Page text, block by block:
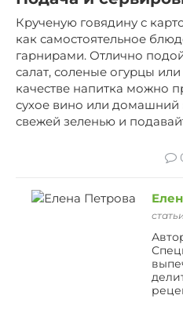
Крученую говядину с
как самостоятельное
гарнирами. Отлично
салат, соленые огурцы
качестве напитка можно
сухое вино или домашний
свежей зеленью и